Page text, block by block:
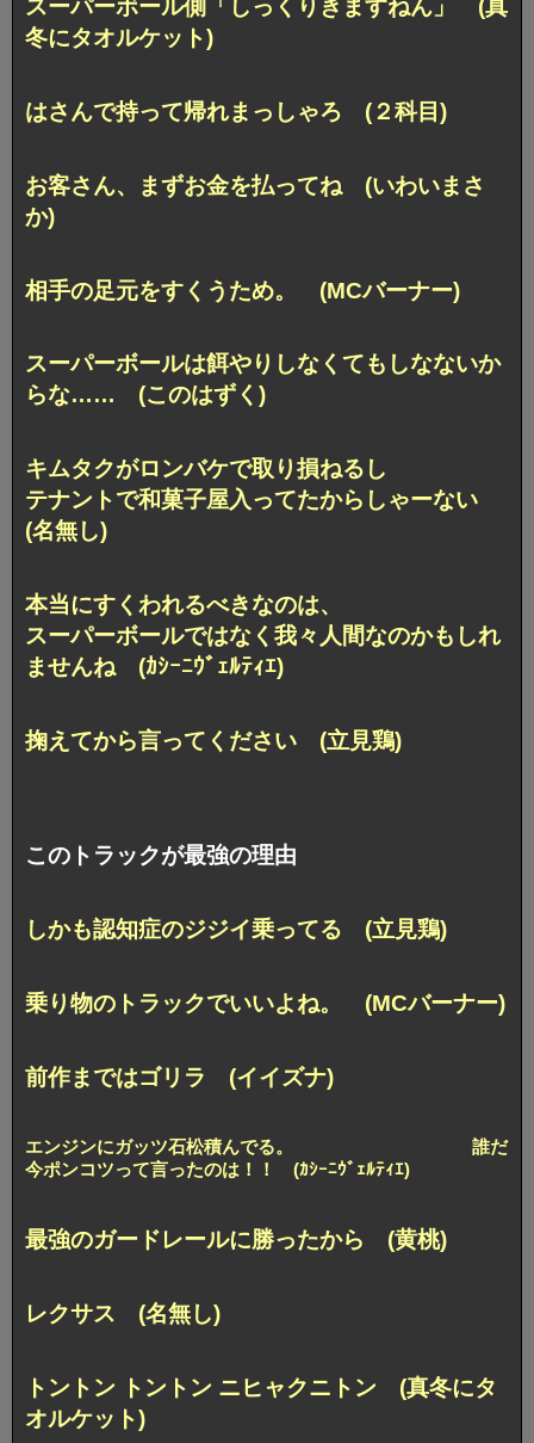
スーパーボール側「しっくりきますねん」 (真
冬にタオルケット)
はさんで持って帰れまっしゃろ (２科目)
お客さん、まずお金を払ってね (いわいまさ
か)
相手の足元をすくうため。 (MCバーナー)
スーパーボールは餌やりしなくてもしなないか
らな…… (このはずく)
キムタクがロンバケで取り損ねるし
テナントで和菓子屋入ってたからしゃーない
(名無し)
本当にすくわれるべきなのは、
スーパーボールではなく我々人間なのかもしれ
ませんね (ｶｼｰﾆｳﾞｪﾙﾃｨｴ)
掬えてから言ってください (立見鶏)
このトラックが最強の理由
しかも認知症のジジイ乗ってる (立見鶏)
乗り物のトラックでいいよね。 (MCバーナー)
前作まではゴリラ (イイズナ)
エンジンにガッツ石松積んでる。 誰だ
今ポンコツって言ったのは！！ (ｶｼｰﾆｳﾞｪﾙﾃｨｴ)
最強のガードレールに勝ったから (黄桃)
レクサス (名無し)
トントン トントン ニヒャクニトン (真冬にタ
オルケット)